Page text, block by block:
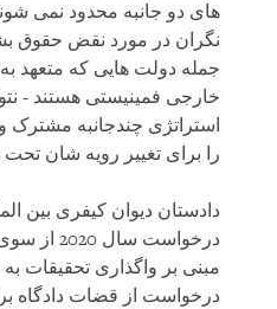
های دو جانبه محدود نمی
نگران در مورد نقض حقوق
جمله دولت هایی که متعهد
خارجی فمینیستی هستند -
استراتژی چندجانبه مشترک و
را برای تغییر رویه شان
درخواست
مبنی بر واگذاری تحقیقات
درخواست از قضات دادگاه